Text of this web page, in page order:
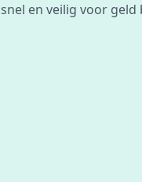
snel en veilig voor geld